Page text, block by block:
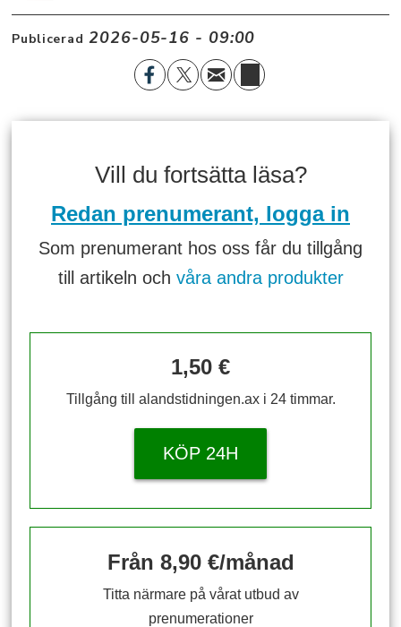
Publicerad 2026-05-16 - 09:00
Vill du fortsätta läsa?
Redan prenumerant, logga in
Som prenumerant hos oss får du tillgång
till artikeln och våra andra produkter
1,50 €
Tillgång till alandstidningen.ax i 24 timmar.
KÖP 24H
Från 8,90 €/månad
Titta närmare på vårat utbud av
prenumerationer